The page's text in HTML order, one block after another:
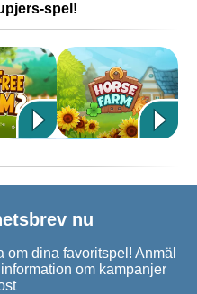
spel!
nu
dina favoritspel! Anmäl
om kampanjer